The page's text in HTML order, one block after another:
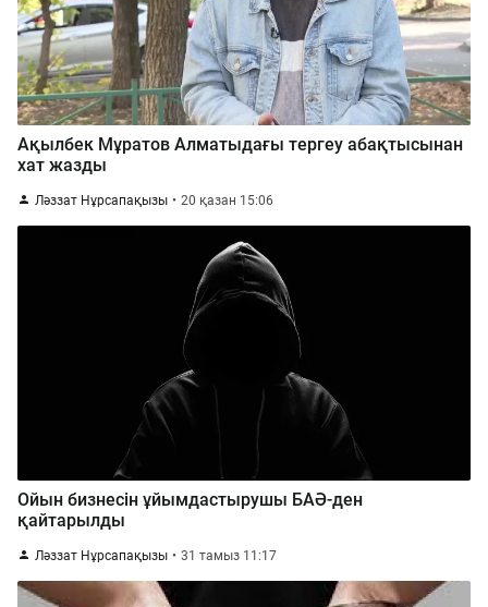
Ақылбек Мұратов Алматыдағы тергеу абақтысынан
хат жазды
Ләззат Нұрсапақызы 20 қазан 15:06
Ойын бизнесін ұйымдастырушы БАӘ-ден
қайтарылды
Ләззат Нұрсапақызы 31 тамыз 11:17